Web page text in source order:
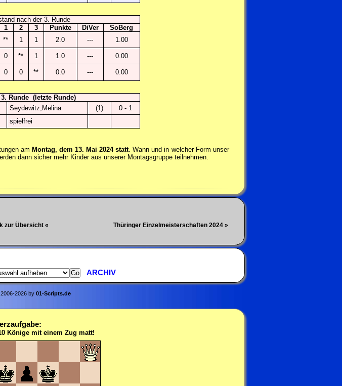
nach der 3. Runde
1 2 3 Punkte DiVer
SoBerg
** 1 1 2.0 --- 1.00
0 ** 1 1.0 --- 0.00
0 0 ** 0.0 --- 0.00
Runde (letzte Runde)
Seydewitz,Melina (1)
0 - 1
spielfrei
am Montag, dem 13. Mai 2024 statt. Wann und in welcher Form unser
dann sicher mehr Kinder aus unserer Montagsgruppe teilnehmen.
zur Übersicht « Thüringer Einzelmeisterschaften 2024 »
ARCHIV
2026 by 01-Scripts.de
Könige mit einem Zug matt!